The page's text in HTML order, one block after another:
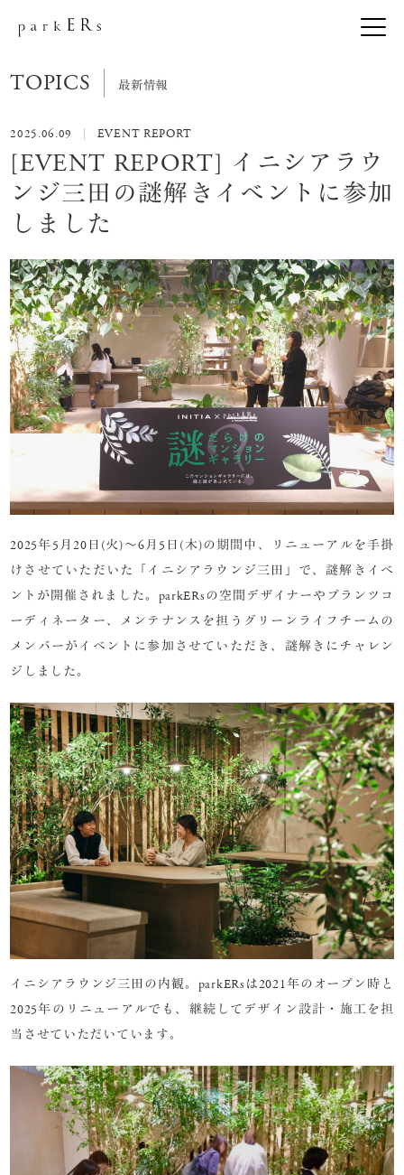
TOPICS 最新情報
2025.06.09 EVENT REPORT
[EVENT REPORT] イニシアラウ
ンジ三田の謎解きイベントに参加
しました
2025年5月20日(火)～6月5日(木)の期間中、リニューアルを手掛
けさせていただいた「イニシアラウンジ三田」で、謎解きイベ
ントが開催されました。parkERsの空間デザイナーやプランツコ
ーディネーター、メンテナンスを担うグリーンライフチームの
メンバーがイベントに参加させていただき、謎解きにチャレン
ジしました。
イニシアラウンジ三田の内観。parkERsは2021年のオープン時と
2025年のリニューアルでも、継続してデザイン設計・施工を担
当させていただいています。